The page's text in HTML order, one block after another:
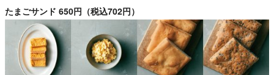
たまごサンド 650円（税込702円）